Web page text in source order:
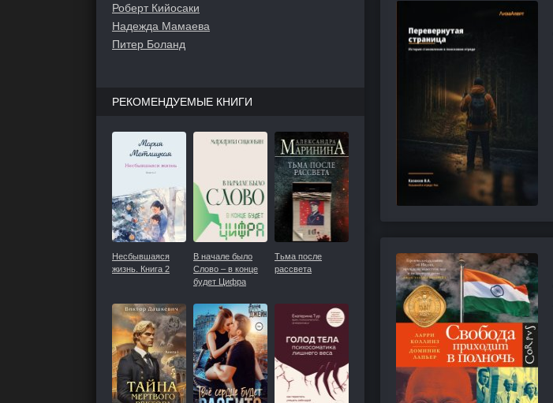
Роберт Кийосаки
Надежда Мамаева
Питер Боланд
РЕКОМЕНДУЕМЫЕ КНИГИ
Несбывшаяся
жизнь. Книга 2
В начале было
Слово – в конце
будет Цифра
Тьма после
рассвета